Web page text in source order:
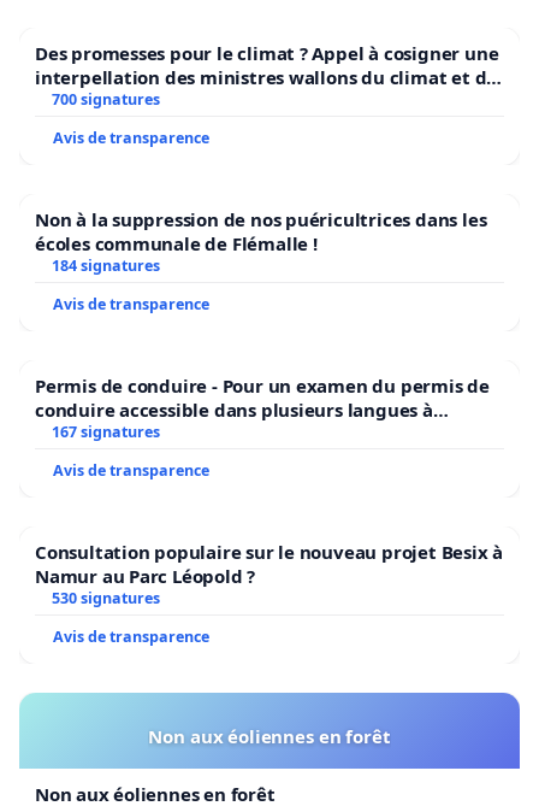
Des promesses pour le climat ? Appel à cosigner une
interpellation des ministres wallons du climat et de
l’environnement.
700 signatures
Avis de transparence
Non à la suppression de nos puéricultrices dans les
écoles communale de Flémalle !
184 signatures
Avis de transparence
Permis de conduire - Pour un examen du permis de
conduire accessible dans plusieurs langues à
Bruxelles
167 signatures
Avis de transparence
Consultation populaire sur le nouveau projet Besix à
Namur au Parc Léopold ?
530 signatures
Avis de transparence
Non aux éoliennes en forêt
Non aux éoliennes en forêt